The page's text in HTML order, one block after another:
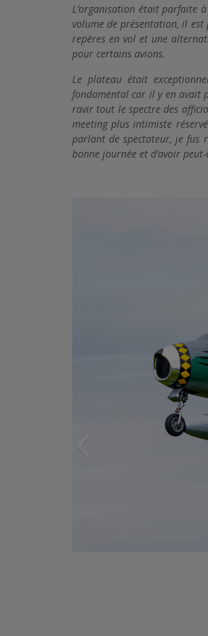
L’organisation était parfaite
volume de présentation, il est
repères en vol et une
pour certains avions.
Le plateau était
fondamental car il y en avait
ravir tout le spectre des
meeting plus intimiste
parlant de spectateur, je fus
bonne journée et d’avoir